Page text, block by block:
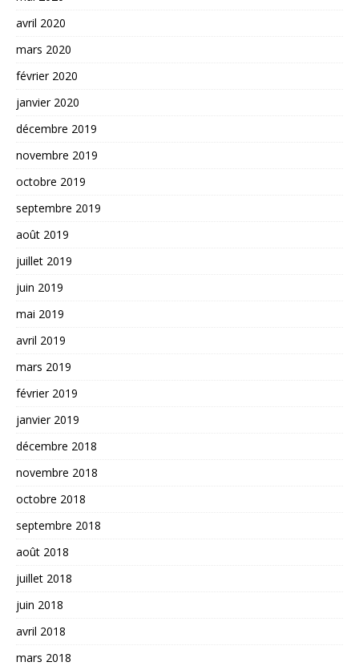
avril 2020
mars 2020
février 2020
janvier 2020
décembre 2019
novembre 2019
octobre 2019
septembre 2019
août 2019
juillet 2019
juin 2019
mai 2019
avril 2019
mars 2019
février 2019
janvier 2019
décembre 2018
novembre 2018
octobre 2018
septembre 2018
août 2018
juillet 2018
juin 2018
avril 2018
mars 2018